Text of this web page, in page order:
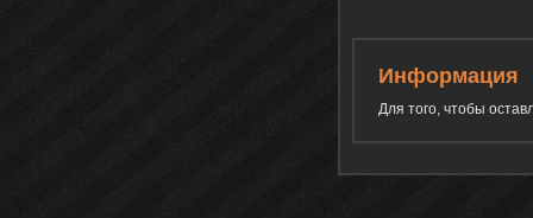
Информация
Для того, чтобы